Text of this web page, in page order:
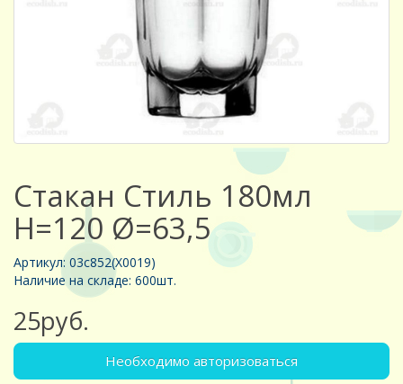
Стакан Стиль 180мл
H=120 Ø=63,5
Артикул: 03с852(Х0019)
Наличие на складе: 600шт.
25руб.
Необходимо авторизоваться